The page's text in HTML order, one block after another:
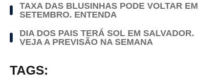
TAXA DAS BLUSINHAS PODE VOLTAR EM
SETEMBRO. ENTENDA
DIA DOS PAIS TERÁ SOL EM SALVADOR.
VEJA A PREVISÃO NA SEMANA
TAGS: